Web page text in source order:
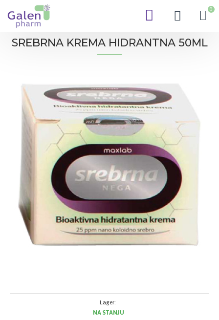
0
SREBRNA KREMA HIDRANTNA 50ML
Lager:
NA STANJU